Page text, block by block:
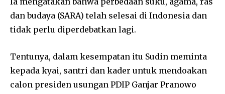
dan budaya (SARA) telah selesai di Indonesia dan
tidak perlu diperdebatkan lagi.
Tentunya, dalam kesempatan itu Sudin meminta
kepada kyai, santri dan kader untuk mendoakan
calon presiden usungan PDIP Ganjar Pranowo